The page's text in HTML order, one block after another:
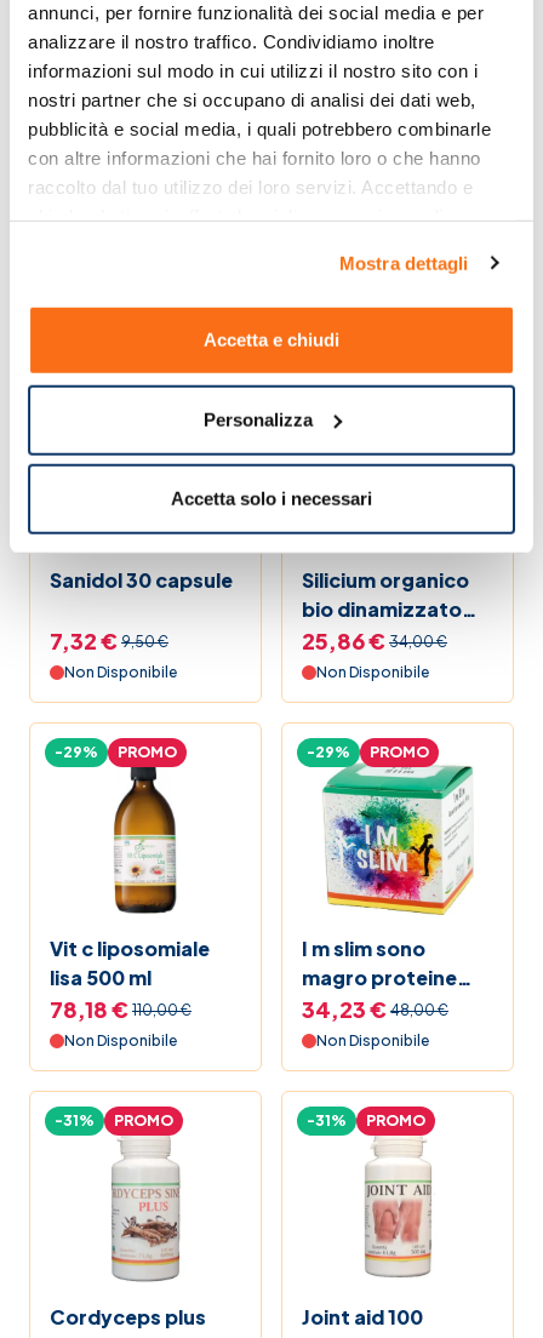
annunci, per fornire funzionalità dei social media e per
analizzare il nostro traffico. Condividiamo inoltre
informazioni sul modo in cui utilizzi il nostro sito con i
nostri partner che si occupano di analisi dei dati web,
pubblicità e social media, i quali potrebbero combinarle
con altre informazioni che hai fornito loro o che hanno
raccolto dal tuo utilizzo dei loro servizi. Accettando e
Mostra dettagli
Accetta e chiudi
Personalizza
Accetta solo i necessari
-30% PROMO
Non Disponibile
-31% PROMO
26,72 € 39,00 €
Non Disponibile
Sanidol 30 capsule
-23% PROMO
7,32 € 9,50 €
Non Disponibile
Silicium organico
bio dinamizzato
spargirico 500 ml
-24% PROMO
25,86 € 34,00 €
Non Disponibile
Vit c liposomiale
lisa 500 ml
-29% PROMO
78,18 € 110,00 €
Non Disponibile
I m slim sono
magro proteine
vegetali in polvere
sostitutive del
pasto 300 g
-29% PROMO
34,23 € 48,00 €
Non Disponibile
Cordyceps plus
-31% PROMO
Joint aid 100
-31% PROMO